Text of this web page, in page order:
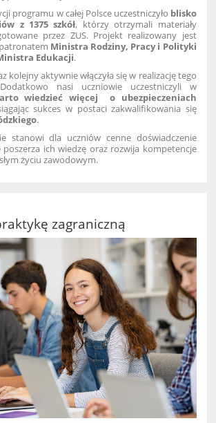
programu w całej Polsce uczestniczyło blisko
z 1375 szkół, którzy otrzymali materiały
przez ZUS. Projekt realizowany jest
Ministra Rodziny, Pracy i Polityki
Edukacji.
kolejny aktywnie włączyła się w realizację tego
Dodatkowo nasi uczniowie uczestniczyli w
wiedzieć więcej o ubezpieczeniach
sukces w postaci zakwalifikowania się
.
stanowi dla uczniów cenne doświadczenie
ich wiedzę oraz rozwija kompetencje
życiu zawodowym.
zagraniczną